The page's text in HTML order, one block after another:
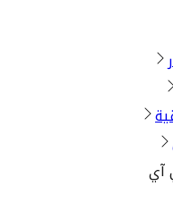
آي